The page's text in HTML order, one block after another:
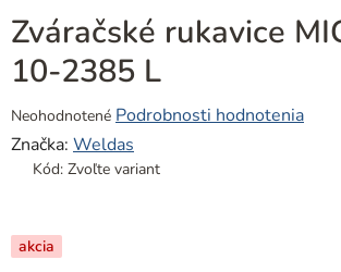
Zváračské rukavice
10-2385 L
Priemerné
hodnotenie
produktu
z
5
Neohodnotené Podrobnosti hodnotenia
Značka: Weldas
Kód: Zvoľte variant
akcia